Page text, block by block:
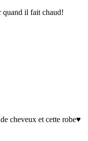
quand il fait chaud!
cheveux et cette robe♥